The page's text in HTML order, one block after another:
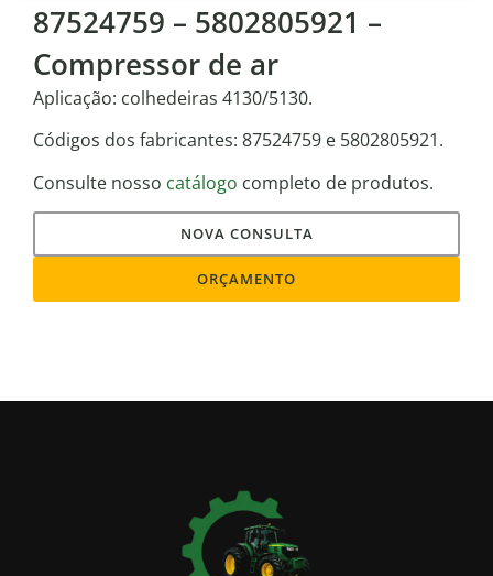
87524759 – 5802805921 –
Compressor de ar
Aplicação: colhedeiras 4130/5130.
Códigos dos fabricantes: 87524759 e 5802805921.
Consulte nosso catálogo completo de produtos.
NOVA CONSULTA
ORÇAMENTO